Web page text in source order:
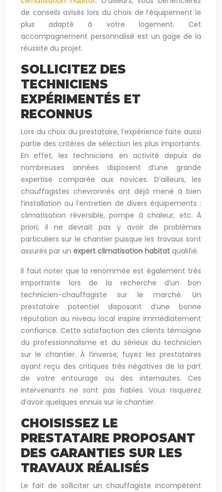
de conseils avisés lors du choix de l’équipement le
plus adapté à votre logement. Cet
accompagnement personnalisé est un gage de la
réussite du projet.
SOLLICITEZ DES
TECHNICIENS
EXPÉRIMENTÉS ET
RECONNUS
Lors du choix du prestataire, l’expérience faite aussi
partie des critères de sélection les plus importants.
En effet, les techniciens en activité depuis de
nombreuses années disposent d’une grande
expertise comparée aux novices. D’ailleurs, les
chauffagistes chevronnés ont déjà mené à bien
l’installation ou l’entretien de divers équipements :
climatisation réversible, pompe à chaleur, etc. À
priori, il ne devrait pas y avoir de problèmes
particuliers sur le chantier puisque les travaux sont
assurés par un expert climatisation habitat qualifié.
Il faut noter que la renommée est également très
importante lors de la recherche d’un bon
technicien-chauffagiste sur le marché. Un
prestataire potentiel disposant d’une bonne
réputation au niveau local inspire immédiatement
confiance. Cette satisfaction des clients témoigne
du professionnalisme et du sérieux du technicien
sur le chantier. À l’inverse, fuyez les prestataires
ayant reçu des critiques très négatives de la part
de votre entourage ou des internautes. Ces
intervenants ne sont pas fiables. Vous risquerez
d’avoir quelques ennuis sur le chantier.
CHOISISSEZ LE
PRESTATAIRE PROPOSANT
DES GARANTIES SUR LES
TRAVAUX RÉALISÉS
Le fait de solliciter un chauffagiste incompétent